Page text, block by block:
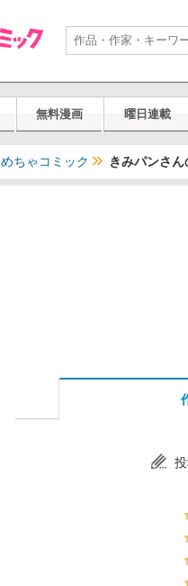
無料漫画 曜日連載
めちゃコミック きみパンさ